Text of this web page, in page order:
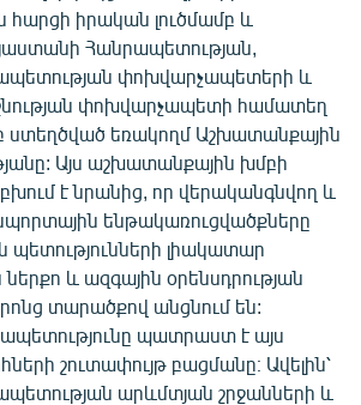
իրական լուծմամբ և
Հանրապետության,
փոխվարչապետերի և
փոխվարչապետի համատեղ
ստեղծված եռակողմ Աշխատանքային
Այս աշխատանքային խմբի
բխում է նրանից, որ վերականգնվող և
ենթակառուցվածքները
պետությունների լիակատար
և ազգային օրենսդրության
տարածքով անցնում են:
պատրաստ է այս
շուտափույթ բացմանը։ Ավելին՝
արևմտյան շրջանների և